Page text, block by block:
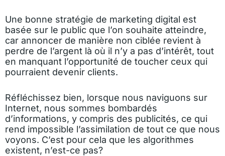
Une bonne stratégie de marketing digital est
basée sur le public que l’on souhaite atteindre,
car annoncer de manière non ciblée revient à
perdre de l’argent là où il n’y a pas d’intérêt, tout
en manquant l’opportunité de toucher ceux qui
pourraient devenir clients.
Réfléchissez bien, lorsque nous naviguons sur
Internet, nous sommes bombardés
d’informations, y compris des publicités, ce qui
rend impossible l’assimilation de tout ce que nous
voyons. C’est pour cela que les algorithmes
existent, n’est-ce pas?